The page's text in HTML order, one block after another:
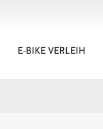
E-BIKE VERLEIH